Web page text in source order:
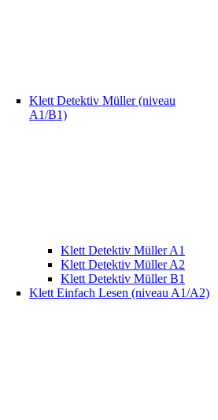
Klett Detektiv Müller (niveau
A1/B1)
Klett Detektiv Müller A1
Klett Detektiv Müller A2
Klett Detektiv Müller B1
Klett Einfach Lesen (niveau A1/A2)